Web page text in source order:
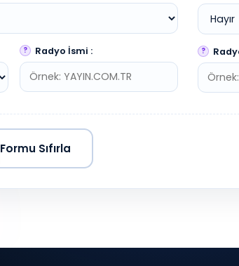
Radyo İsmi :
Formu Sıfırla